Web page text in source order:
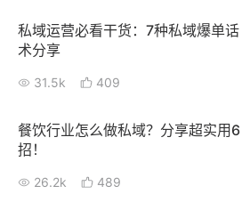
合作共进
入驻有赞
认证服务商 设计服务商
私域运营必看干货：7种私域爆单话
术分享
31.5k 409
餐饮行业怎么做私域？分享超实用6
招！
26.2k 489